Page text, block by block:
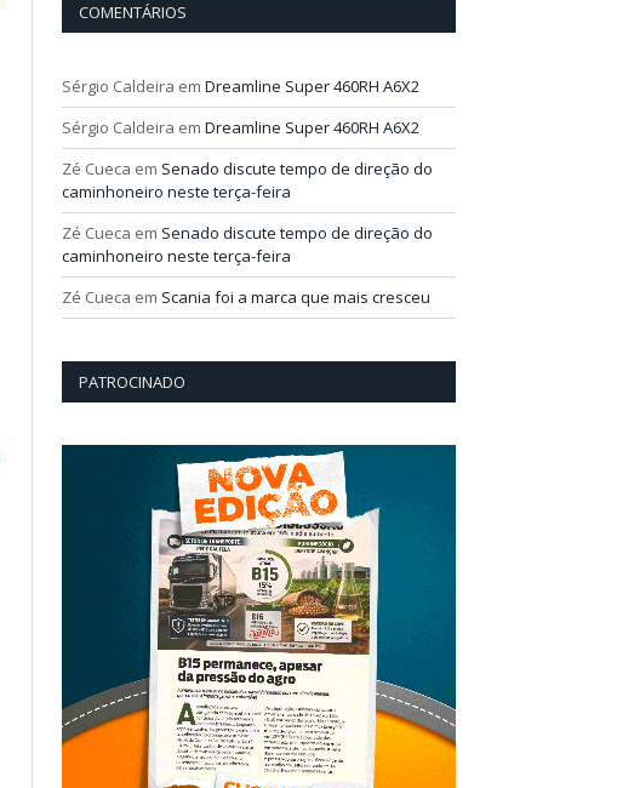
COMENTÁRIOS
Sérgio Caldeira em Dreamline Super 460RH A6X2
Sérgio Caldeira em Dreamline Super 460RH A6X2
Zé Cueca em Senado discute tempo de direção do
caminhoneiro neste terça-feira
Zé Cueca em Senado discute tempo de direção do
caminhoneiro neste terça-feira
Zé Cueca em Scania foi a marca que mais cresceu
PATROCINADO